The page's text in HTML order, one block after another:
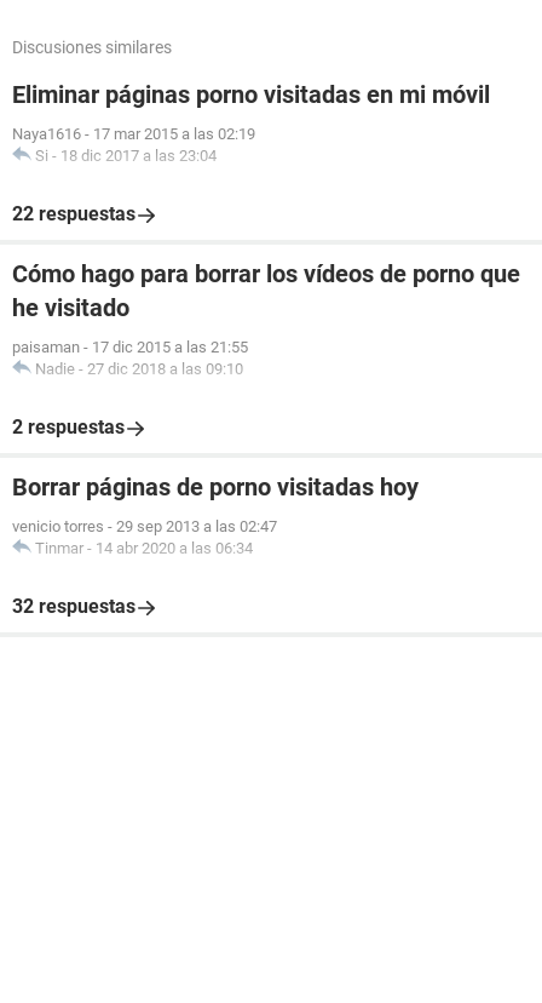
Discusiones similares
Eliminar páginas porno visitadas en mi móvil
Naya1616 - 17 mar 2015 a las 02:19
Si - 18 dic 2017 a las 23:04
22 respuestas
Cómo hago para borrar los vídeos de porno que
he visitado
paisaman - 17 dic 2015 a las 21:55
Nadie - 27 dic 2018 a las 09:10
2 respuestas
Borrar páginas de porno visitadas hoy
venicio torres - 29 sep 2013 a las 02:47
Tinmar - 14 abr 2020 a las 06:34
32 respuestas